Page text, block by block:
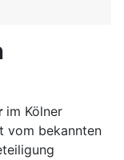
im Kölner
vom bekannten